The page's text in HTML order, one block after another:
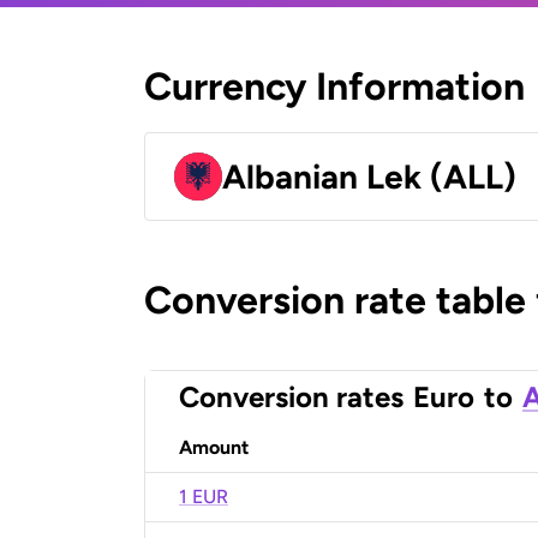
Currency Information
Albanian Lek (ALL)
Conversion rate
Conversion rates Euro to
Amount
1 EUR